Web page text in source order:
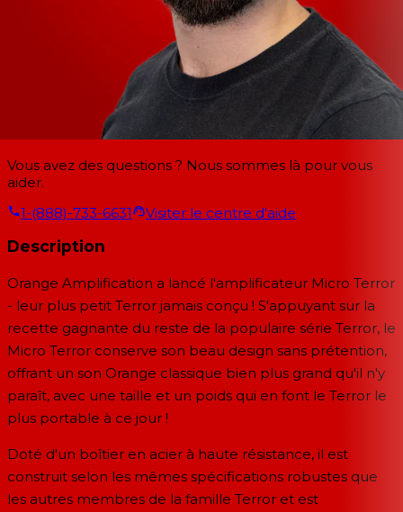
Vous avez des questions ? Nous sommes là pour vous
aider.
1-(888)-733-6631
Visiter le centre d'aide
Description
Orange Amplification a lancé l'amplificateur Micro Terror
- leur plus petit Terror jamais conçu ! S'appuyant sur la
recette gagnante du reste de la populaire série Terror, le
Micro Terror conserve son beau design sans prétention,
offrant un son Orange classique bien plus grand qu'il n'y
paraît, avec une taille et un poids qui en font le Terror le
plus portable à ce jour !
Doté d'un boîtier en acier à haute résistance, il est
construit selon les mêmes spécifications robustes que
les autres membres de la famille Terror et est